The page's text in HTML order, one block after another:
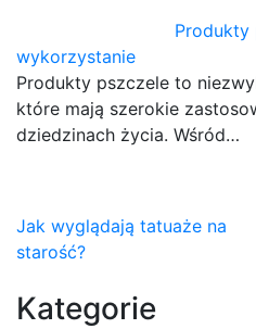
Produkty
wykorzystanie
Produkty pszczele to
które mają szerokie
dziedzinach życia. Wśród…
Nawigacja
wpisu
Jak wyglądają tatuaże na
starość?
Kategorie